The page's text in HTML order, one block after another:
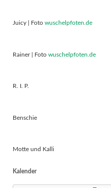
Juicy | Foto wuschelpfoten.de
Rainer | Foto wuschelpfoten.de
R. I. P.
Benschie
Motte und Kalli
Kalender